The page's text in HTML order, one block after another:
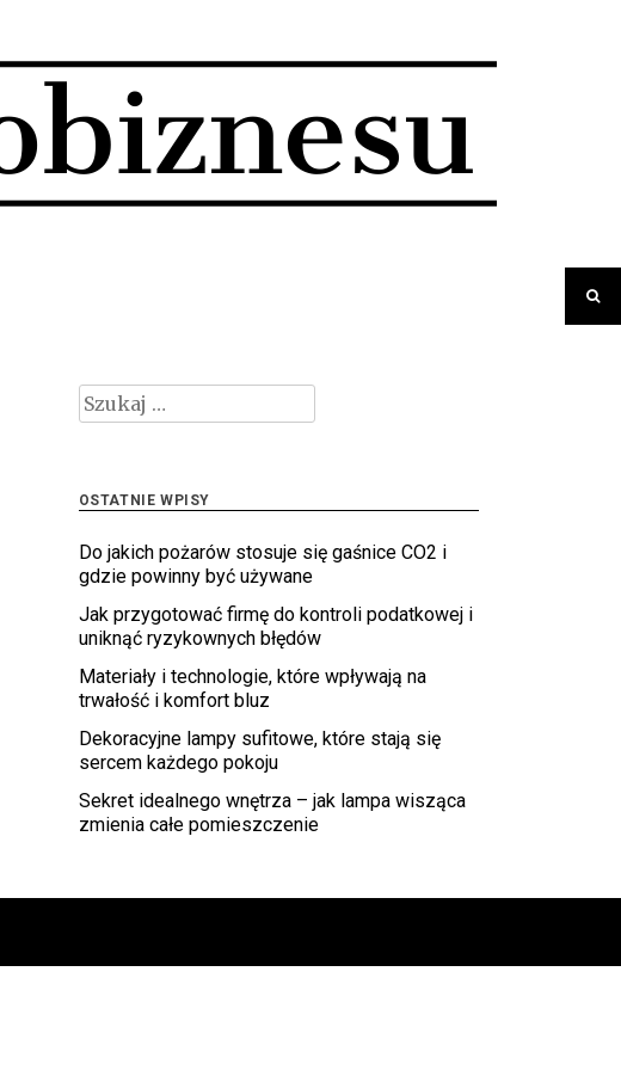
Szukaj:
OSTATNIE WPISY
Do jakich pożarów stosuje się gaśnice CO2 i
gdzie powinny być używane
Jak przygotować firmę do kontroli podatkowej i
uniknąć ryzykownych błędów
Materiały i technologie, które wpływają na
trwałość i komfort bluz
Dekoracyjne lampy sufitowe, które stają się
sercem każdego pokoju
Sekret idealnego wnętrza – jak lampa wisząca
zmienia całe pomieszczenie